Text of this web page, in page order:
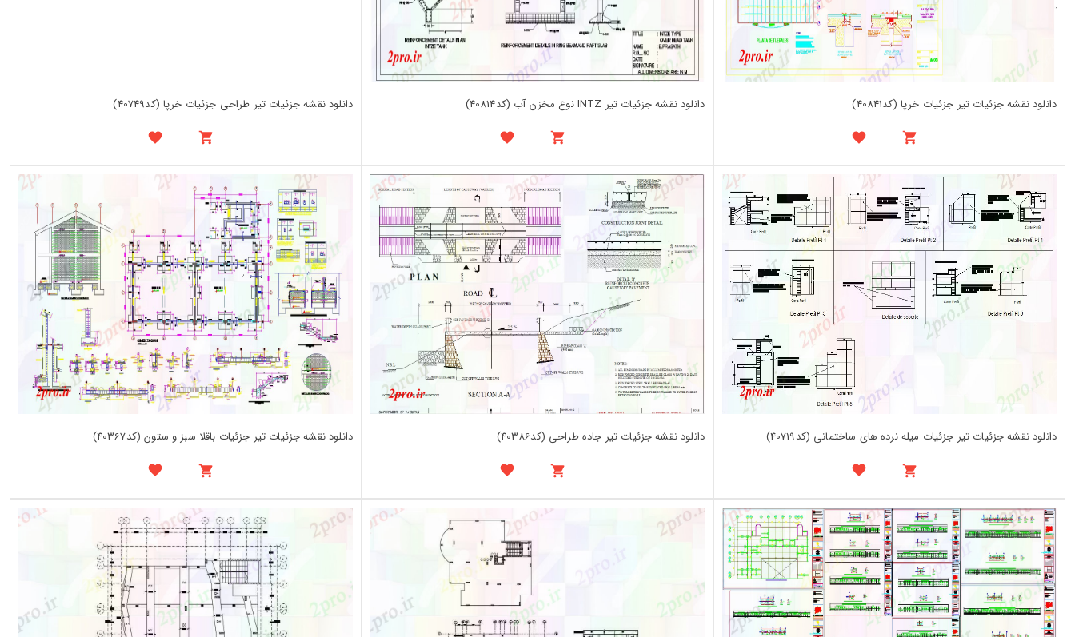
دانلود نقشه جزئیات تیر جزئیات خرپا (کد40841) دانلود نقشه جزئیات تیر INTZ نوع مخزن آب (کد40814) دانلود نقشه جزئیات تیر طراحی جزئیات خرپا (کد40749)
دانلود نقشه جزئیات تیر جزئیات میله نرده های ساختمانی (کد40719) دانلود نقشه جزئیات تیر جاده طراحی (کد40386) دانلود نقشه جزئیات تیر جزئیات باقلا سبز و ستون (کد40367)